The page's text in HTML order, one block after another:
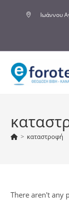
Ιωάννου
> καταστροφή
There aren't any